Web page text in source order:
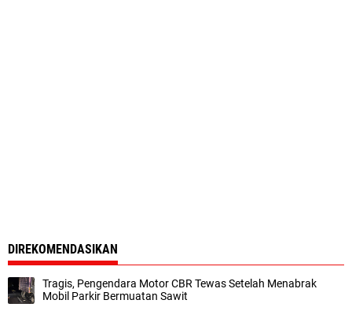
DIREKOMENDASIKAN
Tragis, Pengendara Motor CBR Tewas Setelah Menabrak
Mobil Parkir Bermuatan Sawit